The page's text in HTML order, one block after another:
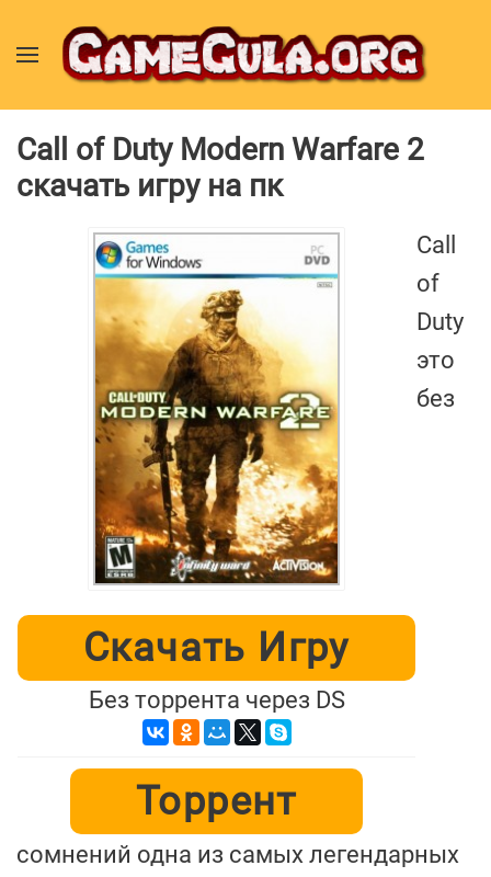
Call of Duty Modern Warfare 2
скачать игру на пк
Скачать Игру
Без торрента через DS
Торрент
Call
of
Duty
это
без
сомнений одна из самых легендарных